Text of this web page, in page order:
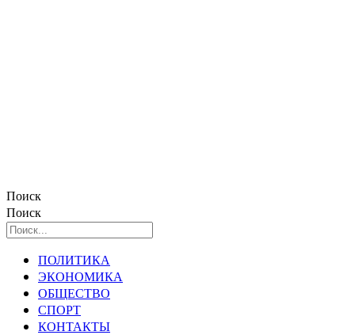
Поиск
Поиск
ПОЛИТИКА
ЭКОНОМИКА
ОБЩЕСТВО
СПОРТ
КОНТАКТЫ